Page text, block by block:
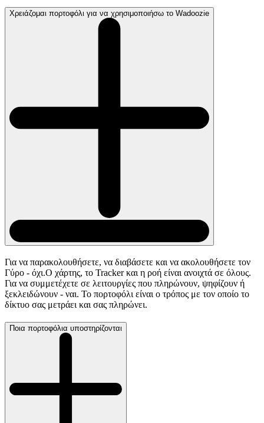
Χρειάζομαι πορτοφόλι για να χρησιμοποιήσω το Wadoozie
Για να παρακολουθήσετε, να διαβάσετε και να ακολουθήσετε τον
Γύρο - όχι.Ο χάρτης, το Tracker και η ροή είναι ανοιχτά σε όλους.
Για να συμμετέχετε σε λειτουργίες που πληρώνουν, ψηφίζουν ή
ξεκλειδώνουν - ναι. Το πορτοφόλι είναι ο τρόπος με τον οποίο το
δίκτυο σας μετράει και σας πληρώνει.
Ποια πορτοφόλια υποστηρίζονται